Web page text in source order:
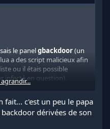
le panelgbackdoor(un
a des script malicieux afin
ou il étais possible
infecté en question).
de gmod un panel de hack
relativement supérieur de
2ans).
fait... c'est un peu le papa
dérivées de son